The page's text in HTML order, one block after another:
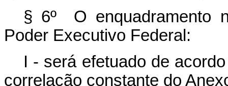
§ 6º O enquadramento
Poder Executivo Federal:
I - será efetuado de
correlação constante do